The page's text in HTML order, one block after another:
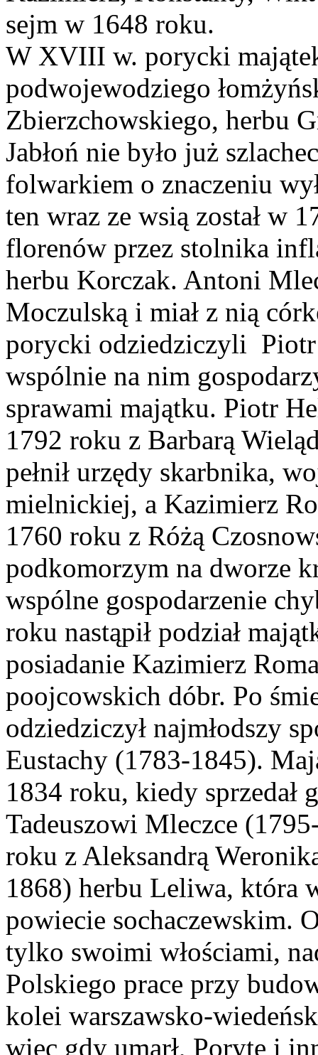
sejm w 1648 roku.
W XVIII w. porycki majątek
podwojewodziego
Zbierzchowskiego, herbu
Jabłoń nie było już
folwarkiem o znaczeniu
ten wraz ze wsią został w
florenów przez stolnika
herbu Korczak. Antoni
Moczulską i miał z nią
porycki odziedziczyli
wspólnie na nim
sprawami majątku. Piotr
1792 roku z Barbarą
pełnił urzędy skarbnika,
mielnickiej, a Kazimierz
1760 roku z Różą
podkomorzym na dworze
wspólne gospodarzenie
roku nastąpił podział
posiadanie Kazimierz
poojcowskich dóbr. Po
odziedziczył najmłodszy
Eustachy (1783-1845).
1834 roku, kiedy sprzedał
Tadeuszowi Mleczce
roku z Aleksandrą
1868) herbu Leliwa, która
powiecie sochaczewskim.
tylko swoimi włościami,
Polskiego prace przy
kolei warszawsko-
więc gdy umarł, Poryte i